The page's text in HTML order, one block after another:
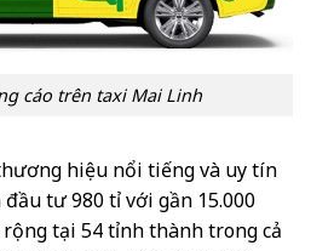
cáo trên taxi Mai Linh
hiệu nổi tiếng và uy tín
tư 980 tỉ với gần 15.000
tại 54 tỉnh thành trong cả